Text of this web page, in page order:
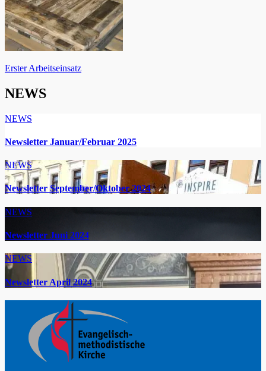
Beitragsnavigation
Erster Arbeitseinsatz
NEWS
NEWS
Newsletter Januar/Februar 2025
NEWS
Newsletter September/Oktober 2024
NEWS
Newsletter Juni 2024
NEWS
Newsletter April 2024